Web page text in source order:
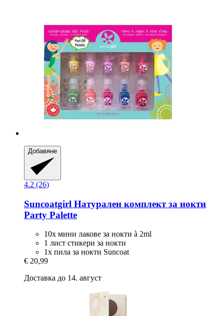
Добавяне
4.2 (26)
Suncoatgirl Натурален комплект за нокти
Party Palette
10x мини лакове за нокти à 2ml
1 лист стикери за нокти
1x пила за нокти Suncoat
€ 20,99
Доставка до 14. август